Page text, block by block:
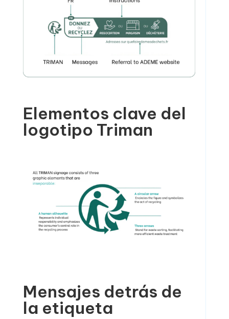
Elementos clave del
logotipo Triman
Mensajes detrás de
la etiqueta